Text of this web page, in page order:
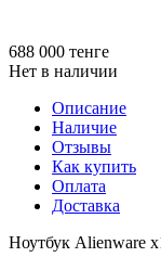
688 000 тенге
Нет в наличии
Описание
Наличие
Отзывы
Как купить
Оплата
Доставка
Ноутбук Alienware